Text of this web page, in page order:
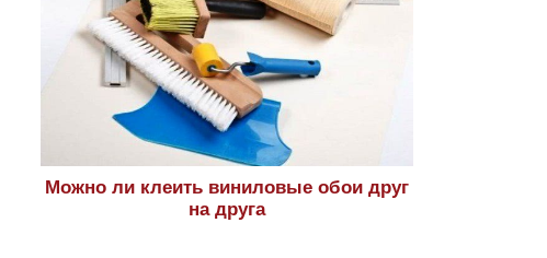
Можно ли клеить виниловые обои друг
на друга